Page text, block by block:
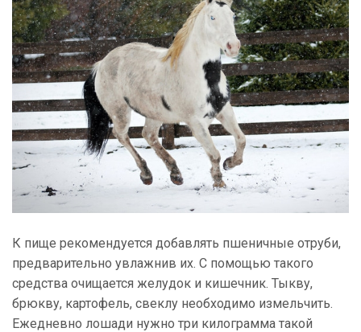
К пище рекомендуется добавлять пшеничные отруби,
предварительно увлажнив их. С помощью такого
средства очищается желудок и кишечник. Тыкву,
брюкву, картофель, свеклу необходимо измельчить.
Ежедневно лошади нужно три килограмма такой